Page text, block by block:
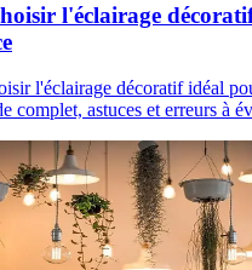
l'éclairage
l'éclairage décoratif idéal
complet, astuces et erreurs à